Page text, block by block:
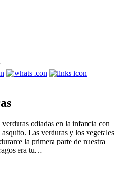
odiadas en la infancia con
Las verduras y los vegetales
la primera parte de nuestra
era tu…